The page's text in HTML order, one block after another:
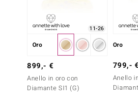
11-26
Oro
899,- €
Anello in oro con
Diamante SI1 (G)
Oro
799,- €
Anello